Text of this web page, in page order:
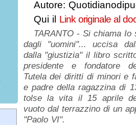
Autore:
Qui il Link originale al
TARANTO - Si chiama
dagli "uomini"... uccisa
dalla "giustizia" il libro
presidente e fondatore
Tutela dei diritti di minori e
e padre della ragazzina di
tolse la vita il 15 aprile
vuoto dal terrazzino di un
"Paolo VI".